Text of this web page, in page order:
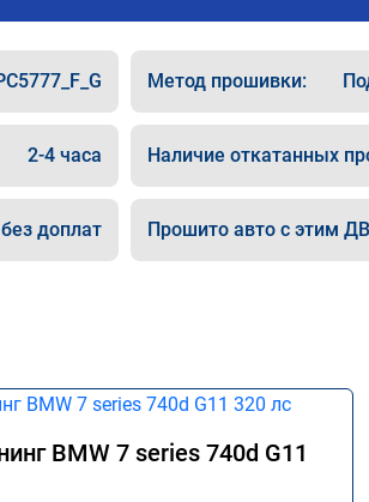
Метод прошивки:
2-4 часа Наличие откатанных
доплат Прошито авто с этим
BMW 7 series 740d G11